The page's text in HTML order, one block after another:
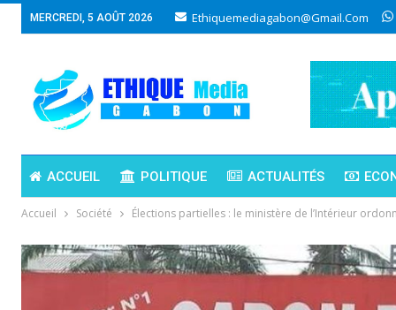
MERCREDI, 5 AOÛT 2026 Ethiquemediagabon@gmail.com
ACCUEIL POLITIQUE ACTUALITÉS
Accueil Société Élections partielles : le ministère de l’Intérieur